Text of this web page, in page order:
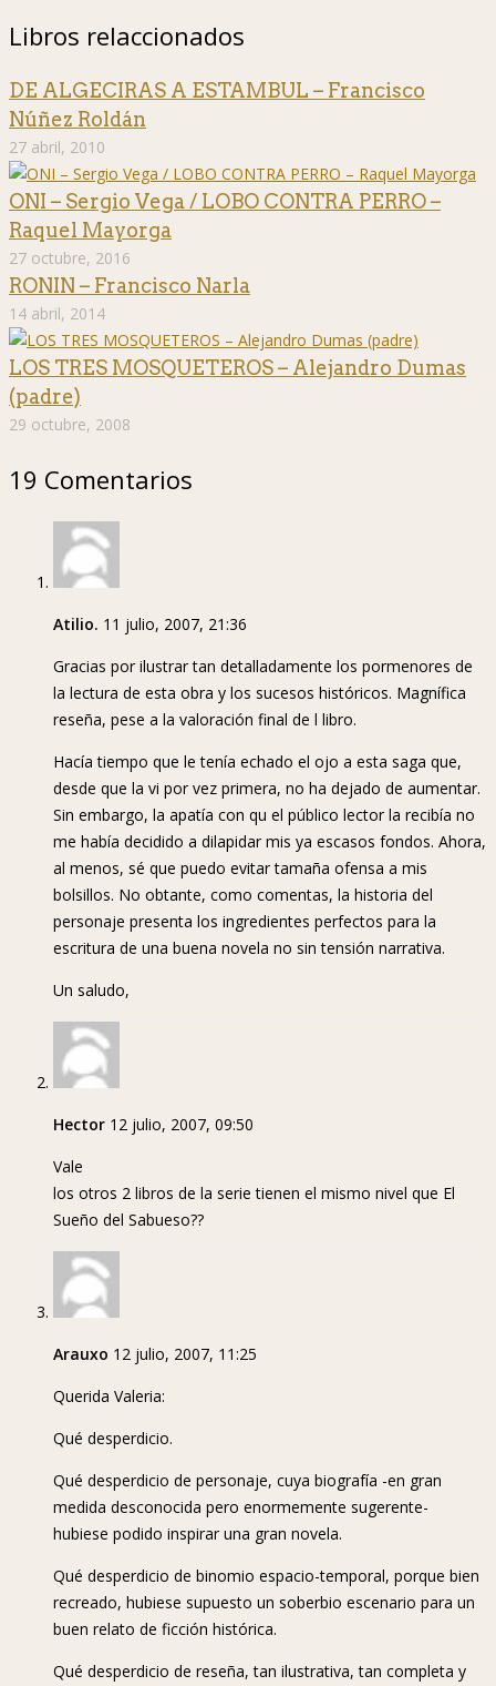
Libros relaccionados
DE ALGECIRAS A ESTAMBUL – Francisco
Núñez Roldán
27 abril, 2010
ONI – Sergio Vega / LOBO CONTRA PERRO –
Raquel Mayorga
27 octubre, 2016
RONIN – Francisco Narla
14 abril, 2014
LOS TRES MOSQUETEROS – Alejandro Dumas
(padre)
29 octubre, 2008
19 Comentarios
Atilio. 11 julio, 2007, 21:36
Gracias por ilustrar tan detalladamente los pormenores de
la lectura de esta obra y los sucesos históricos. Magnífica
reseña, pese a la valoración final de l libro.
Hacía tiempo que le tenía echado el ojo a esta saga que,
desde que la vi por vez primera, no ha dejado de aumentar.
Sin embargo, la apatía con qu el público lector la recibía no
me había decidido a dilapidar mis ya escasos fondos. Ahora,
al menos, sé que puedo evitar tamaña ofensa a mis
bolsillos. No obtante, como comentas, la historia del
personaje presenta los ingredientes perfectos para la
escritura de una buena novela no sin tensión narrativa.
Un saludo,
Hector 12 julio, 2007, 09:50
Vale
los otros 2 libros de la serie tienen el mismo nivel que El
Sueño del Sabueso??
Arauxo 12 julio, 2007, 11:25
Querida Valeria:
Qué desperdicio.
Qué desperdicio de personaje, cuya biografía -en gran
medida desconocida pero enormemente sugerente-
hubiese podido inspirar una gran novela.
Qué desperdicio de binomio espacio-temporal, porque bien
recreado, hubiese supuesto un soberbio escenario para un
buen relato de ficción histórica.
Qué desperdicio de reseña, tan ilustrativa, tan completa y